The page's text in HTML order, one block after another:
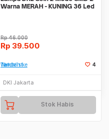
Warna MERAH - KUNING 36 Led
Rp46.000
Rp 39.500
Tambah ke Watchlist 4
DKI Jakarta
Stok Habis